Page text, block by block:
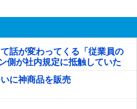
話が変わってくる「従業員の
側が社内規定に抵触していた
に神商品を販売